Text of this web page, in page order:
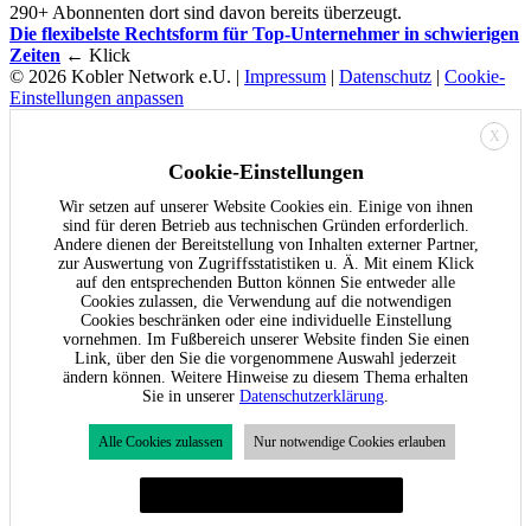
290+ Abonnenten dort sind davon bereits überzeugt.
Die flexibelste Rechtsform für Top-Unternehmer in schwierigen
Zeiten ← Klick
© 2026 Kobler Network e.U. | Impressum | Datenschutz | Cookie-
Einstellungen anpassen
X
Cookie-Einstellungen
Wir setzen auf unserer Website Cookies ein. Einige von ihnen
sind für deren Betrieb aus technischen Gründen erforderlich.
Andere dienen der Bereitstellung von Inhalten externer Partner,
zur Auswertung von Zugriffsstatistiken u. Ä. Mit einem Klick
auf den entsprechenden Button können Sie entweder alle
Cookies zulassen, die Verwendung auf die notwendigen
Cookies beschränken oder eine individuelle Einstellung
vornehmen. Im Fußbereich unserer Website finden Sie einen
Link, über den Sie die vorgenommene Auswahl jederzeit
ändern können. Weitere Hinweise zu diesem Thema erhalten
Sie in unserer Datenschutzerklärung
Alle Cookies zulassen Nur notwendige Cookies erlauben